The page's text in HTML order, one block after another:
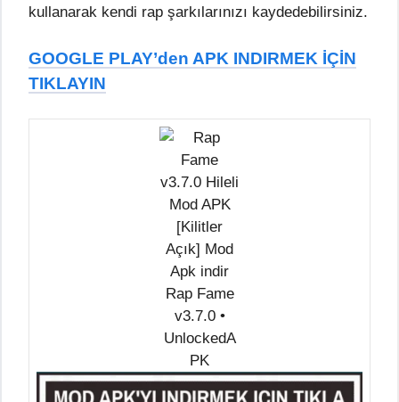
kullanarak kendi rap şarkılarınızı kaydedebilirsiniz.
GOOGLE PLAY’den APK INDIRMEK İÇİN
TIKLAYIN